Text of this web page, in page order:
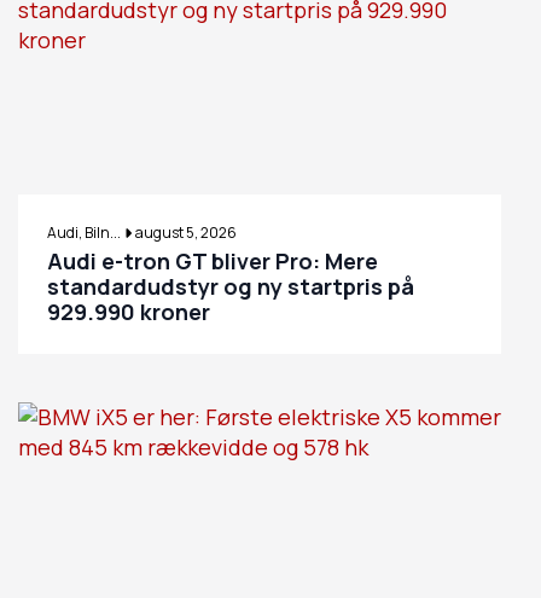
Audi, Biln... august 5, 2026
Audi e-tron GT bliver Pro: Mere
standardudstyr og ny startpris på
929.990 kroner